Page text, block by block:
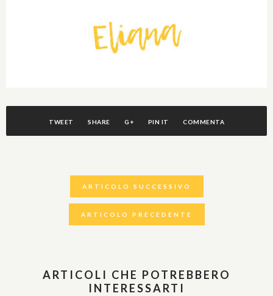
TWEET SHARE G+ PIN IT COMMENTA
ARTICOLO SUCCESSIVO
ARTICOLO PRECEDENTE
ARTICOLI CHE POTREBBERO
INTERESSARTI